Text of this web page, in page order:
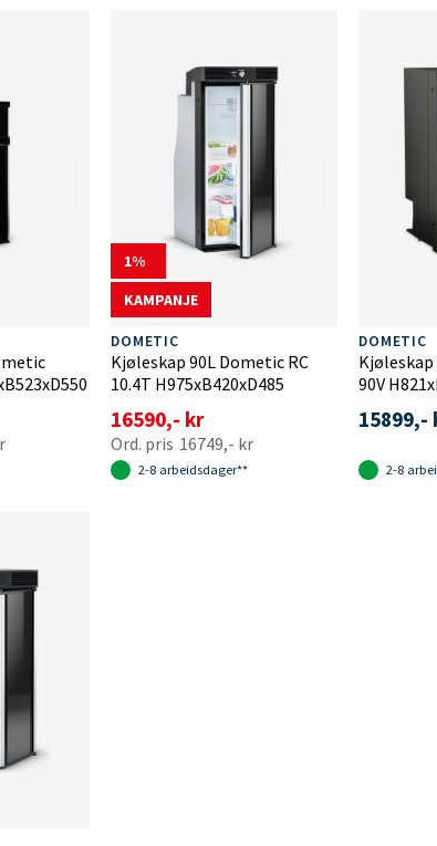
1
KAMPANJE
DOMETIC
Kjøleskap 90L Dometic RC
10.4T H975xB420xD485
16590,- kr
16749,- kr
2-8 arbeidsdager**
DOMETIC
Kjøleskap
90V
15899,-
2-8